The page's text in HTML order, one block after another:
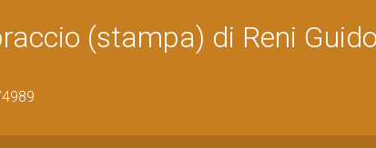
(stampa) di Reni